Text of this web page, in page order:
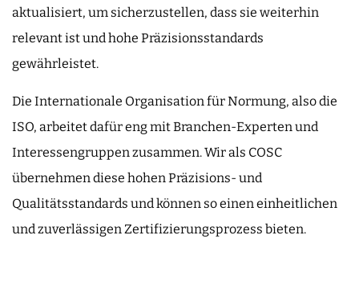
aktualisiert, um sicherzustellen, dass sie weiterhin
relevant ist und hohe Präzisionsstandards
gewährleistet.
Die Internationale Organisation für Normung, also die
ISO, arbeitet dafür eng mit Branchen-Experten und
Interessengruppen zusammen. Wir als COSC
übernehmen diese hohen Präzisions- und
Qualitätsstandards und können so einen einheitlichen
und zuverlässigen Zertifizierungsprozess bieten.